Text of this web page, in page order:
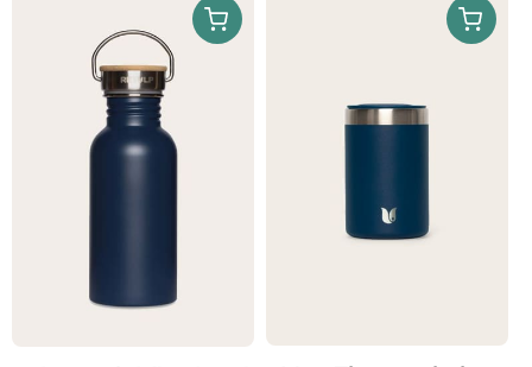
product
variaties.
kan
de